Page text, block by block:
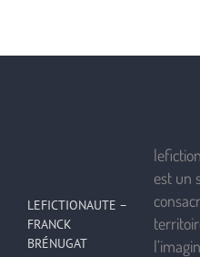
LEFICTIONAUTE –
FRANCK
BRÉNUGAT
est un